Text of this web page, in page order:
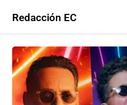
Redacción EC